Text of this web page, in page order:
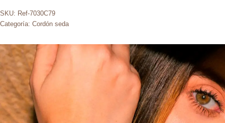
SKU: Ref-7030C79
Categoría: Cordón seda